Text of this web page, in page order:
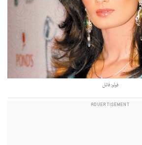
فوٹو: فائل